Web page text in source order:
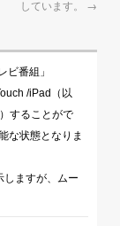
しています。 →
ビ番組」
/iPad（以
することがで
な状態となりま
しますが、ムー